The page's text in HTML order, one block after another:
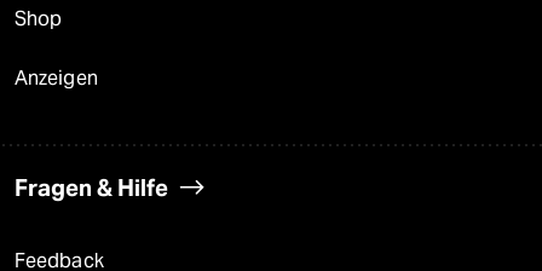
Shop
Anzeigen
Fragen & Hilfe
Feedback